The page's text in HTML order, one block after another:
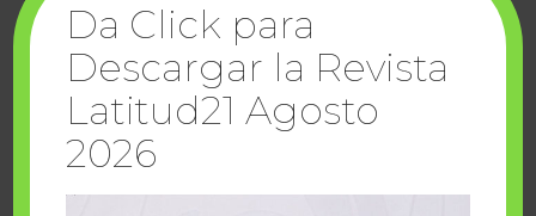
Da Click para
Descargar la Revista
Latitud21 Agosto
2026